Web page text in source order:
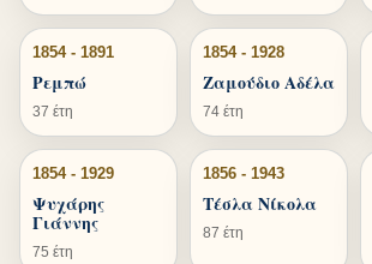
1854 - 1891
Ρεμπώ
37 έτη
1854 - 1928
Ζαμούδιο Αδέλα
74 έτη
1854 - 1929
Ψυχάρης
Γιάννης
75 έτη
1856 - 1943
Τέσλα Νίκολα
87 έτη